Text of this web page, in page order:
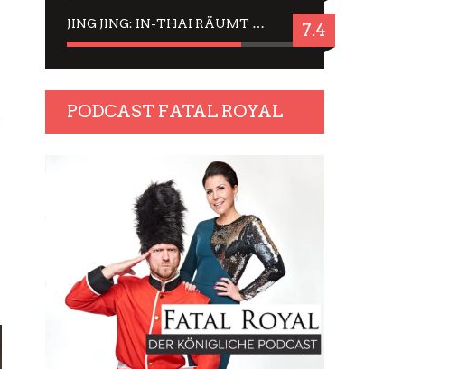
JING JING: IN-THAI RÄUMT WIEDER TITEL AB – EIN ZWEI-STUNDEN-ERLEBNISBERICHT 7.4
PODCAST FATAL ROYAL